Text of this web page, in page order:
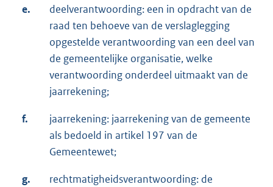
e.
deelverantwoording: een in opdracht van de
raad ten behoeve van de verslaglegging
opgestelde verantwoording van een deel van
de gemeentelijke organisatie, welke
verantwoording onderdeel uitmaakt van de
jaarrekening;
f.
jaarrekening: jaarrekening van de gemeente
als bedoeld in artikel 197 van de
Gemeentewet;
g.
rechtmatigheidsverantwoording: de